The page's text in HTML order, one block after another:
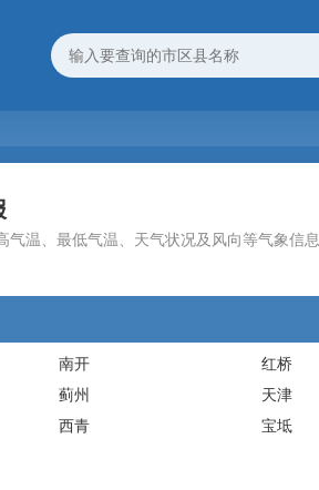
温、最低气温、天气状况及风向等气象信息
南开
红桥
蓟州
天津
西青
宝坻